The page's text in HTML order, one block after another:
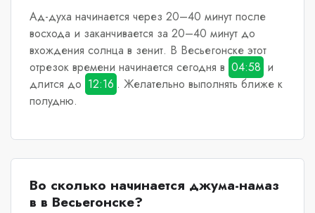
Ад-духа начинается через 20–40 минут после
восхода и заканчивается за 20–40 минут до
вхождения солнца в зенит. В Весьегонскеэтот
отрезок времени начинается сегодня в 04:58 и
длится до 12:16 . Желательно выполнять ближе к
полудню.
Во сколько начинается джума-намаз
в в Весьегонске?